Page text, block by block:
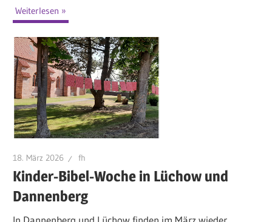
Weiterlesen
18. März 2026 fh
Kinder-Bibel-Woche in Lüchow und
Dannenberg